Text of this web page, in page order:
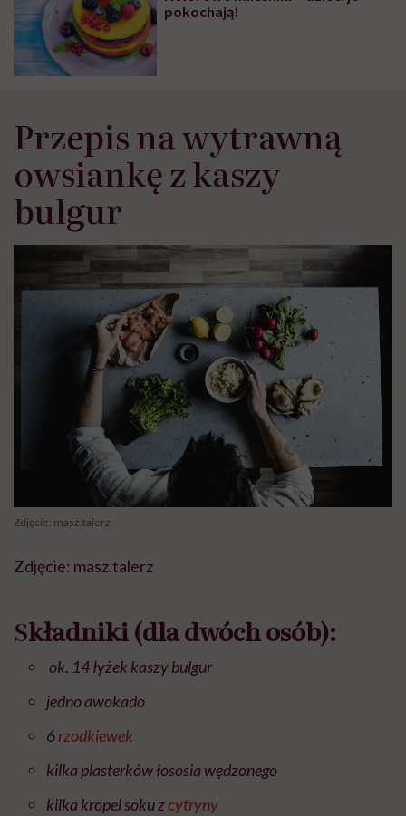
pokochają!
Przepis na wytrawną
owsiankę z kaszy
bulgur
Zdjęcie: masz.talerz
Zdjęcie: masz.talerz
Składniki (dla dwóch osób):
ok. 14 łyżek kaszy bulgur
jedno awokado
6rzodkiewek
kilka plasterków łososia wędzonego
kilka kropel soku zcytryny